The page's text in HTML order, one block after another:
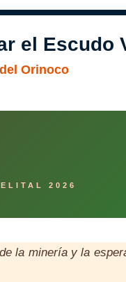
el Escudo
Orinoco
2026
la minería y la